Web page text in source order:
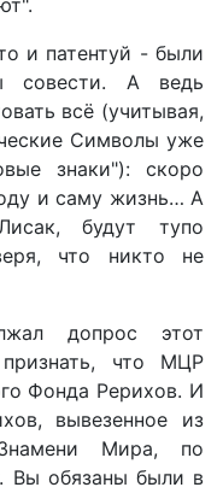
и патентуй - были
А ведь
всё (учитывая,
Символы уже
знаки"): скоро
и саму жизнь… А
будут тупо
что никто не
допрос этот
что МЦР
Фонда Рерихов. И
вывезенное из
Мира, по
Вы обязаны были в